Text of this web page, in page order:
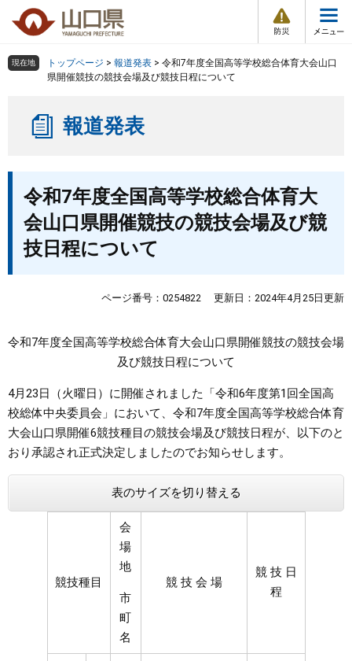
の
ー
情
報
メ
ュ
組織で探す
くらし・環境
健康・福祉
教育・文化・スポーツ
しごと・産業・観光
県政情報
検索の仕方 組織で探す
現在地 トップページ > 報道発表 > 令和7年度全国高等学校総合体育大会山口
県開催競技の競技会場及び競技日程について
報道発表
令和7年度全国高等学校総合体育大
会山口県開催競技の競技会場及び競
技日程について
ページ番号：0254822 更新日：2024年4月25日更新
令和7年度全国高等学校総合体育大会山口県開催競技の競技会場
及び競技日程について​
4月23日（火曜日）に開催されました「令和6年度第1回全国高
校総体中央委員会」において、令和7年度全国高等学校総合体育
大会山口県開催6競技種目の競技会場及び競技日程が、以下のと
おり承認され正式決定しましたのでお知らせします。
表のサイズを切り替える
競技種目
会
場
地
市
町
名
競 技 会 場
競 技 日
程